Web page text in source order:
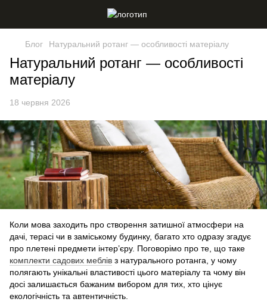
Блог Натуральний ротанг — особливості матеріалу
Натуральний ротанг — особливості
матеріалу
18 червня 2026
Коли мова заходить про створення затишної атмосфери на
дачі, терасі чи в заміському будинку, багато хто одразу згадує
про плетені предмети інтер’єру. Поговорімо про те, що таке
комплекти садових меблів з натурального ротанга, у чому
полягають унікальні властивості цього матеріалу та чому він
досі залишається бажаним вибором для тих, хто цінує
екологічність та автентичність.